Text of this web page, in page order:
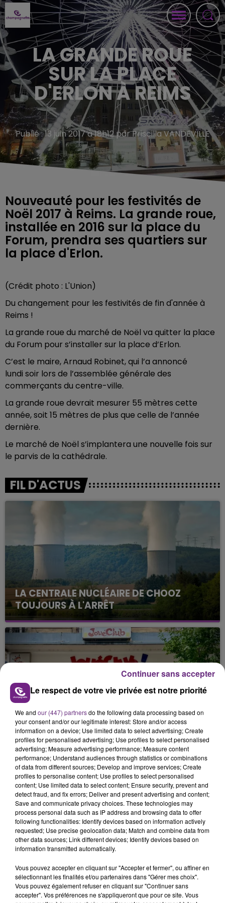
LA GRANDE ROUE
SUR LA PLACE
D'ERLON À REIMS
Publié : 13 juin 2017 à 18h12 par Priscilla VANDEVILLE
Nouveauté pour les festivités de
Noël 2017 à Reims. La grande roue,
installée en 2016 sur la place du
Forum, prendra ses quartiers sur
la place d'Erlon.
(Crédit photo : L'Union)
Du changement pour les festivités de fin d'année à
Reims !
La grande roue du marché de Noël va quitter la place
du Forum pour s’installer sur la place d’Erlon.
C’est le maire, Arnaud Robinet, qui l’a annoncé
lundi soir lors de l’assemblée générale des
commerçants du centre-ville.
La grande roue devrait mesurer 55 mètres cette
année, soit 15 mètres de plus que celle de l’année
dernière.
Le marché de Noël s’implantera une nouvelle fois sur
le parvis de la cathédrale.
FIL D'ACTUS
LA CENTRALE NUCLÉAIRE DE CHOOZ
TOUJOURS À L'ARRÊT
Cela fait déjà une semaine que la centrale
nucléaire ardennaise est à l'arrêt. Une situation
justifiée par la sécheresse intense qui est toujours
présente.
LE MAGASIN JOUÉCLUB DE REIMS FERME
SES PORTES
C'était l'une des institutions du centre-ville
rémois. Le magasin JouéClub est contraint de
fermer ses portes.
TITRES DIFFUSÉS
10h13
10h13 10h07
10h07
Le respect de votre vie privée est notre priorité
We and our (447) partnersdo the following data processing based on
your consent and/or our legitimate interest: Store and/or access
information on a device; Use limited data to select advertising; Create
profiles for personalised advertising; Use profiles to select personalised
advertising; Measure advertising performance; Measure content
performance; Understand audiences through statistics or combinations
of data from different sources; Develop and improve services; Create
profiles to personalise content; Use profiles to select personalised
content; Use limited data to select content; Ensure security, prevent and
detect fraud, and fix errors; Deliver and present advertising and content;
Save and communicate privacy choices. These technologies may
process personal data such as IP address and browsing data to offer
following functionalities: Identify devices based on information actively
requested; Use precise geolocation data; Match and combine data from
other data sources; Link different devices; Identify devices based on
information transmitted automatically.
Vous pouvez accepter en cliquant sur "Accepter et fermer", ou affiner en
sélectionnant les finalités et/ou partenaires dans "Gérer mes choix".
Vous pouvez également refuser en cliquant sur "Continuer sans
accepter". Vos préférences ne s'appliqueront que pour ce site. Vous
Continuer sans accepter